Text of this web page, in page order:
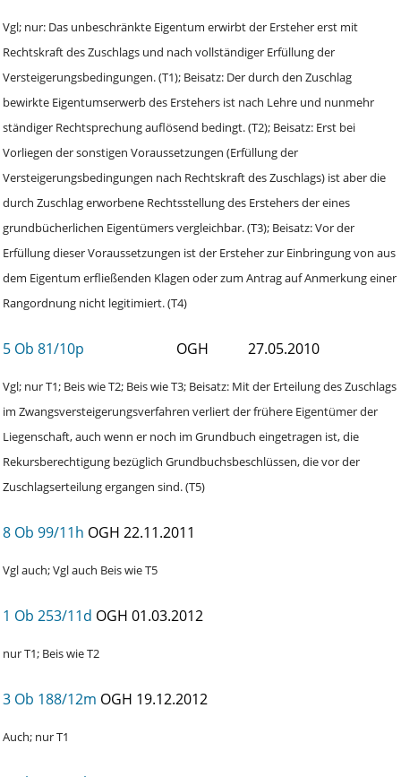
Vgl; nur: Das unbeschränkte Eigentum erwirbt der Ersteher erst mit
Rechtskraft des Zuschlags und nach vollständiger Erfüllung der
Versteigerungsbedingungen. (T1); Beisatz: Der durch den Zuschlag
bewirkte Eigentumserwerb des Erstehers ist nach Lehre und nunmehr
ständiger Rechtsprechung auflösend bedingt. (T2); Beisatz: Erst bei
Vorliegen der sonstigen Voraussetzungen (Erfüllung der
Versteigerungsbedingungen nach Rechtskraft des Zuschlags) ist aber die
durch Zuschlag erworbene Rechtsstellung des Erstehers der eines
grundbücherlichen Eigentümers vergleichbar. (T3); Beisatz: Vor der
Erfüllung dieser Voraussetzungen ist der Ersteher zur Einbringung von aus
dem Eigentum erfließenden Klagen oder zum Antrag auf Anmerkung einer
Rangordnung nicht legitimiert. (T4)
5 Ob 81/10p OGH 27.05.2010
Vgl; nur T1; Beis wie T2; Beis wie T3; Beisatz: Mit der Erteilung des Zuschlags
im Zwangsversteigerungsverfahren verliert der frühere Eigentümer der
Liegenschaft, auch wenn er noch im Grundbuch eingetragen ist, die
Rekursberechtigung bezüglich Grundbuchsbeschlüssen, die vor der
Zuschlagserteilung ergangen sind. (T5)
8 Ob 99/11h OGH 22.11.2011
Vgl auch; Vgl auch Beis wie T5
1 Ob 253/11d OGH 01.03.2012
nur T1; Beis wie T2
3 Ob 188/12m OGH 19.12.2012
Auch; nur T1